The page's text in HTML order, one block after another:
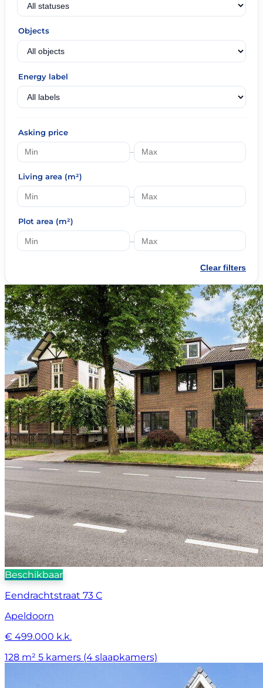
Objects
Energy label
Asking price
–
Living area (m²)
–
Plot area (m²)
–
Clear filters
Beschikbaar
Eendrachtstraat 73 C
Apeldoorn
€ 499.000 k.k.
128 m² 5 kamers (4 slaapkamers)